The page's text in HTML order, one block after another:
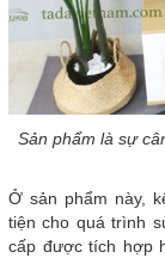
Sản phẩm là sự
Ở sản phẩm này,
tiện cho quá trình
cấp được tích hợp